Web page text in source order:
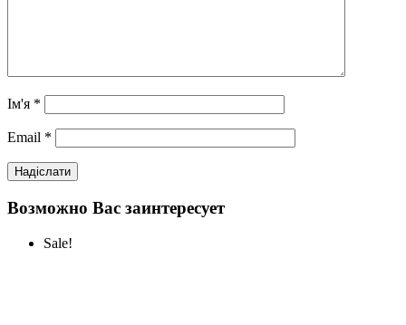
Ім'я *
Email *
Возможно Вас заинтересует
Sale!